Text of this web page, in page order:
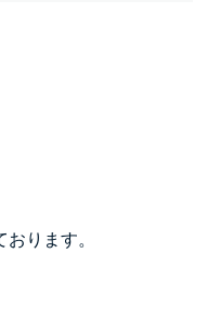
ります。